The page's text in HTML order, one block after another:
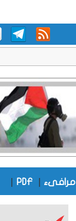
مرافىء PDF